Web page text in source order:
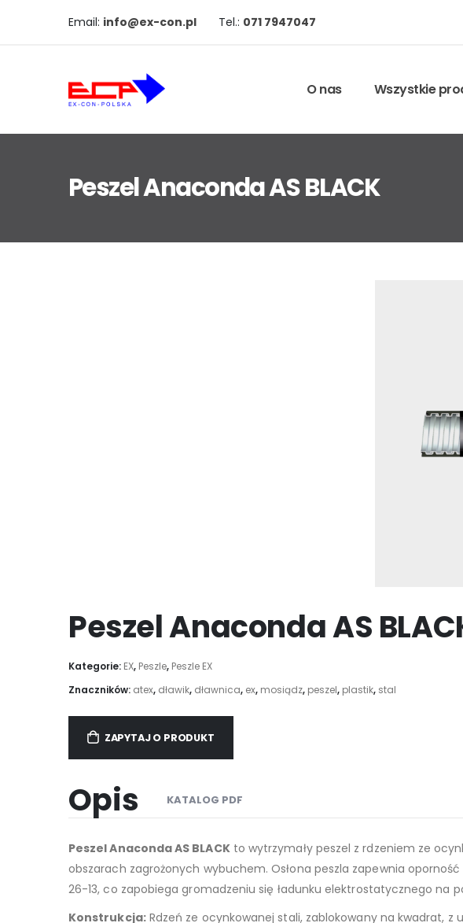
Email: info@ex-con.pl Tel.: 071 7947047
O nas Wszystkie
Peszel Anaconda AS BLACK
Peszel Anaconda AS
Kategorie: EX, Peszle, Peszle EX
Znaczników: atex, dławik, dławnica, ex, mosiądz, peszel, plastik, stal
ZAPYTAJ O PRODUKT
Opis KATALOG PDF
Peszel Anaconda AS BLACKto wytrzymały peszel z rdzeniem ze
obszarach zagrożonych wybuchem. Osłona peszla zapewnia
26-13, co zapobiega gromadzeniu się ładunku elektrostatycznego na
Konstrukcja:Rdzeń ze ocynkowanej stali, zablokowany na kwadrat, z